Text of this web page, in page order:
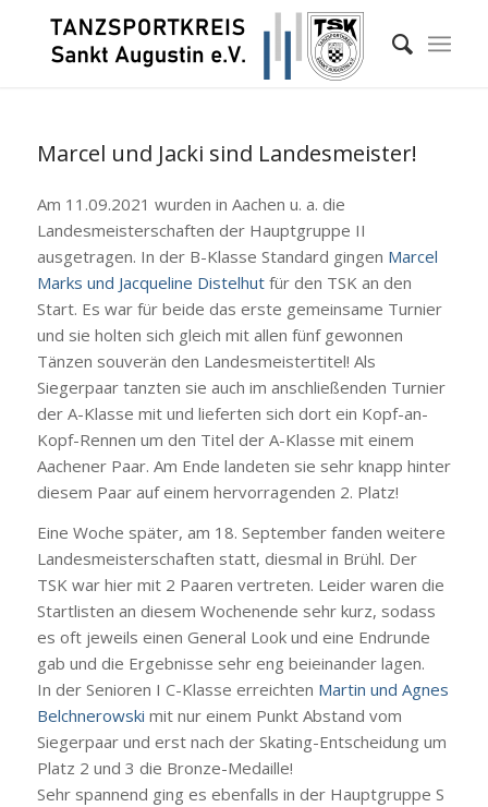
Marcel und Jacki sind Landesmeister!
Am 11.09.2021 wurden in Aachen u. a. die
Landesmeisterschaften der Hauptgruppe II
ausgetragen. In der B-Klasse Standard gingen Marcel
Marks und Jacqueline Distelhutfür den TSK an den
Start. Es war für beide das erste gemeinsame Turnier
und sie holten sich gleich mit allen fünf gewonnen
Tänzen souverän den Landesmeistertitel! Als
Siegerpaar tanzten sie auch im anschließenden Turnier
der A-Klasse mit und lieferten sich dort ein Kopf-an-
Kopf-Rennen um den Titel der A-Klasse mit einem
Aachener Paar. Am Ende landeten sie sehr knapp hinter
diesem Paar auf einem hervorragenden 2. Platz!
Eine Woche später, am 18. September fanden weitere
Landesmeisterschaften statt, diesmal in Brühl. Der
TSK war hier mit 2 Paaren vertreten. Leider waren die
Startlisten an diesem Wochenende sehr kurz, sodass
es oft jeweils einen General Look und eine Endrunde
gab und die Ergebnisse sehr eng beieinander lagen.
In der Senioren I C-Klasse erreichten Martin und Agnes
Belchnerowski mit nur einem Punkt Abstand vom
Siegerpaar und erst nach der Skating-Entscheidung um
Platz 2 und 3 die Bronze-Medaille!
Sehr spannend ging es ebenfalls in der Hauptgruppe S